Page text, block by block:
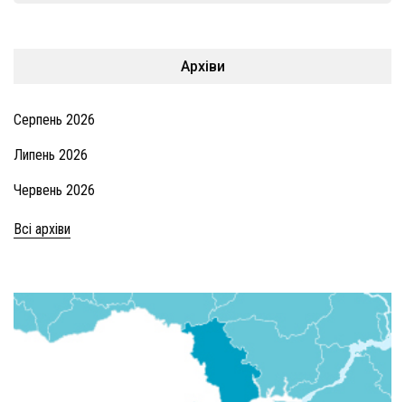
Архіви
Серпень 2026
Липень 2026
Червень 2026
Всі архіви